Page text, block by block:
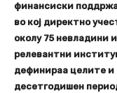
финансиски
во кој директно
околу 75 невладини
релевантни
дефинираа целите и
десетгодишен